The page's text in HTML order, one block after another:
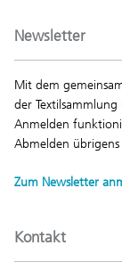
Newsletter
Mit dem
der
Anmelden
Abmelden übrigens
Zum Newsletter
Kontakt